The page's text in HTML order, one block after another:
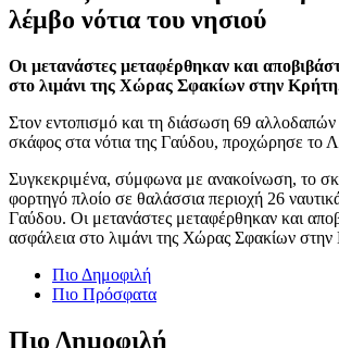
λέμβο νότια του νησιού
Οι μετανάστες μεταφέρθηκαν και
στο λιμάνι της Χώρας Σφακίων στην
Στον εντοπισμό και τη διάσωση 69 αλλοδαπών
σκάφος στα νότια της Γαύδου, προχώρησε το
Συγκεκριμένα, σύμφωνα με ανακοίνωση, το
φορτηγό πλοίο σε θαλάσσια περιοχή 26
Γαύδου. Οι μετανάστες μεταφέρθηκαν και
ασφάλεια στο λιμάνι της Χώρας Σφακίων
Πιο Δημοφιλή
Πιο Πρόσφατα
Πιο Δημοφιλή